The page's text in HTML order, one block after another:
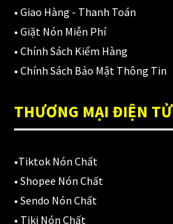
• Giao Hàng - Thanh Toán
• Giặt Nón Miễn Phí
• Chính Sách Kiểm Hàng
• Chính Sách Bảo Mật Thông Tin
THƯƠNG MẠI ĐIỆN TỬ
•Tiktok Nón Chất
• Shopee Nón Chất
• Sendo Nón Chất
• Tiki Nón Chất